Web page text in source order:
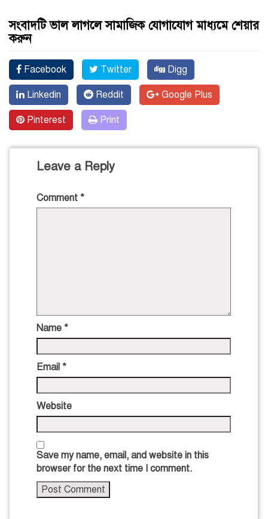
সংবাদটি ভাল লাগলে সামাজিক যোগাযোগ মাধ্যমে শেয়ার
করুন
Facebook Twitter Digg
Linkedin Reddit Google Plus
Pinterest Print
Leave a Reply
Comment *
Name *
Email *
Website
Save my name, email, and website in this
browser for the next time I comment.